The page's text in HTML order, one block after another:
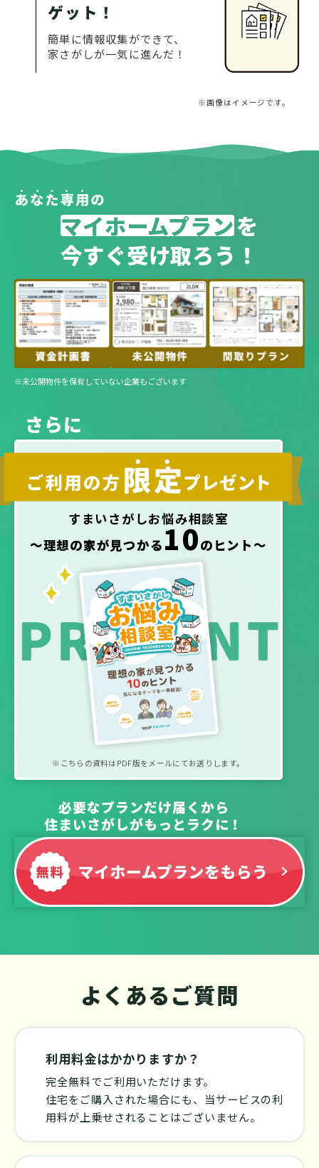
ゲット！
簡単に情報収集ができて、
家さがしが一気に進んだ！
※画像はイメージです。
マイホームプランを
今すぐ受け取ろう！
※未公開物件を保有していない企業もございます
さらに
すまいさがしお悩み相談室
〜理想の家が見つかる10のヒント〜
※こちらの資料はPDF版をメールにてお送りします。
必要なプランだけ届くから
住まいさがしがもっとラクに！
よくあるご質問
利用料金はかかりますか？
完全無料でご利用いただけます。
住宅をご購入された場合にも、当サービスの利
用料が上乗せされることはございません。